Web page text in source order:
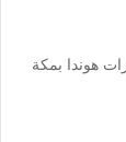
هوندا بمكة